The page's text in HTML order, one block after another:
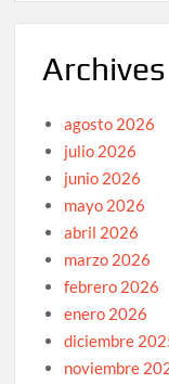
Archives
agosto 2026
julio 2026
junio 2026
mayo 2026
abril 2026
marzo 2026
febrero 2026
enero 2026
diciembre
noviembre